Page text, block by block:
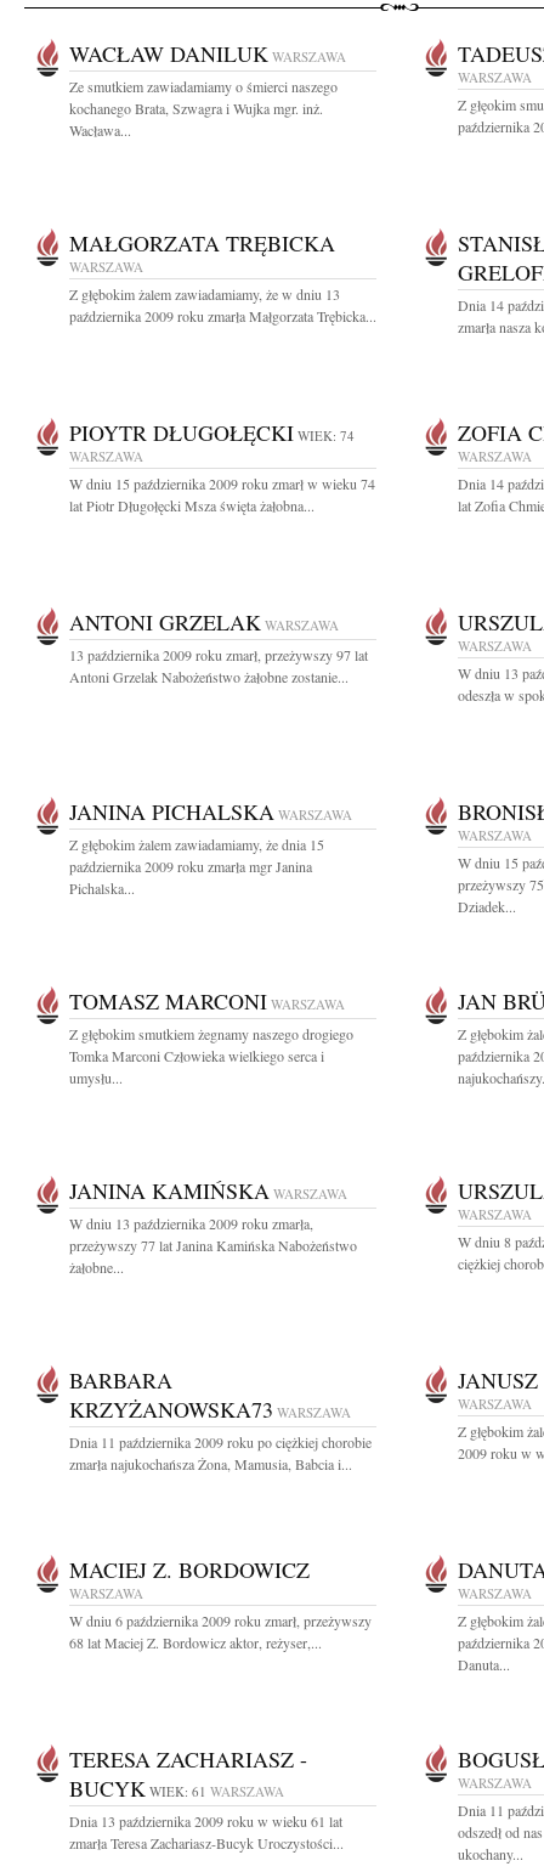
WACŁAW DANILUK WARSZAWA
Ze smutkiem zawiadamiamy o śmierci naszego
kochanego Brata, Szwagra i Wujka mgr. inż.
Wacława...
WARSZAWA
Z głęokim
października
MAŁGORZATA TRĘBICKA
WARSZAWA
Z głębokim żalem zawiadamiamy, że w dniu 13
października 2009 roku zmarła Małgorzata Trębicka...
Dnia 14
zmarła nasza
PIOYTR DŁUGOŁĘCKI WIEK: 74
WARSZAWA
W dniu 15 października 2009 roku zmarł w wieku 74
lat Piotr Długołęcki Msza święta żałobna...
ZOFIA
WARSZAWA
Dnia 14
lat Zofia
ANTONI GRZELAK WARSZAWA
13 października 2009 roku zmarł, przeżywszy 97 lat
Antoni Grzelak Nabożeństwo żałobne zostanie...
WARSZAWA
W dniu 13
odeszła w
JANINA PICHALSKA WARSZAWA
Z głębokim żalem zawiadamiamy, że dnia 15
października 2009 roku zmarła mgr Janina
Pichalska...
WARSZAWA
W dniu 15
przeżywszy
Dziadek...
TOMASZ MARCONI WARSZAWA
Z głębokim smutkiem żegnamy naszego drogiego
Tomka Marconi Człowieka wielkiego serca i
umysłu...
JAN
Z głębokim
października
JANINA KAMIŃSKA WARSZAWA
W dniu 13 października 2009 roku zmarła,
przeżywszy 77 lat Janina Kamińska Nabożeństwo
żałobne...
WARSZAWA
W dniu 8
ciężkiej
BARBARA
KRZYŻANOWSKA73 WARSZAWA
Dnia 11 października 2009 roku po ciężkiej chorobie
zmarła najukochańsza Żona, Mamusia, Babcia i...
WARSZAWA
Z głębokim
2009 roku w
MACIEJ Z. BORDOWICZ
WARSZAWA
W dniu 6 października 2009 roku zmarł, przeżywszy
68 lat Maciej Z. Bordowicz aktor, reżyser,...
WARSZAWA
Z głębokim
października
Danuta...
TERESA ZACHARIASZ -
BUCYK WIEK: 61 WARSZAWA
Dnia 13 października 2009 roku w wieku 61 lat
zmarła Teresa Zachariasz-Bucyk Uroczystości...
WARSZAWA
Dnia 11
odszedł od
ukochany...